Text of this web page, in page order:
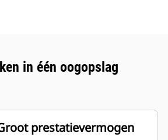
in één oogopslag
prestatievermogen